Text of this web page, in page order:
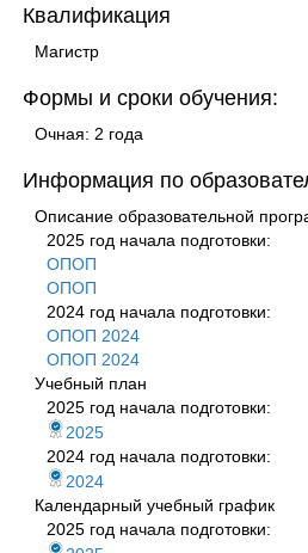
Квалификация
Магистр
Формы и сроки обучения:
Очная: 2 года
Информация по
Описание образовательной
2025 год начала подготовки:
ОПОП
ОПОП
2024 год начала подготовки:
ОПОП 2024
ОПОП 2024
Учебный план
2025 год начала подготовки:
2025
2024 год начала подготовки:
2024
Календарный учебный график
2025 год начала подготовки: